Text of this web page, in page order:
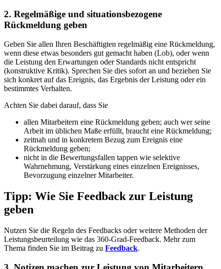
2. Regelmäßige und situationsbezogene
Rückmeldung geben
Geben Sie allen Ihren Beschäftigten regelmäßig eine Rückmeldung,
wenn diese etwas besonders gut gemacht haben (Lob), oder wenn
die Leistung den Erwartungen oder Standards nicht entspricht
(konstruktive Kritik). Sprechen Sie dies sofort an und beziehen Sie
sich konkret auf das Ereignis, das Ergebnis der Leistung oder ein
bestimmtes Verhalten.
Achten Sie dabei darauf, dass Sie
allen Mitarbeitern eine Rückmeldung geben; auch wer seine
Arbeit im üblichen Maße erfüllt, braucht eine Rückmeldung;
zeitnah und in konkretem Bezug zum Ereignis eine
Rückmeldung geben;
nicht in die Bewertungsfallen tappen wie selektive
Wahrnehmung, Verstärkung eines einzelnen Ereignisses,
Bevorzugung einzelner Mitarbeiter.
Tipp: Wie Sie Feedback zur Leistung
geben
Nutzen Sie die Regeln des Feedbacks oder weitere Methoden der
Leistungsbeurteilung wie das 360-Grad-Feedback. Mehr zum
Thema finden Sie im Beitrag zu Feedback.